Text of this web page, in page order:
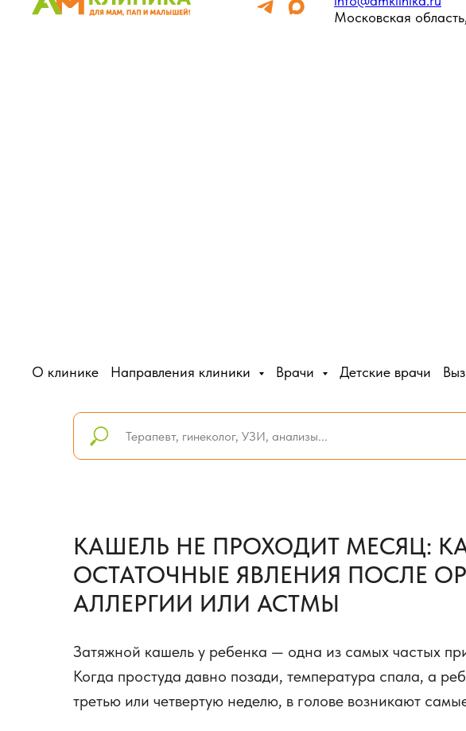
Московская
О клинике Направления клиники Врачи Детские врачи
КАШЕЛЬ НЕ ПРОХОДИТ МЕСЯЦ:
ОСТАТОЧНЫЕ ЯВЛЕНИЯ ПОСЛЕ
АЛЛЕРГИИ ИЛИ АСТМЫ
Затяжной кашель у ребенка — одна из самых частых
Когда простуда давно позади, температура спала, а
третью или четвертую неделю, в голове возникают